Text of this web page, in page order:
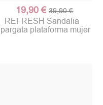
19,90 € 39,90 €
REFRESH Sandalia
plataforma mujer